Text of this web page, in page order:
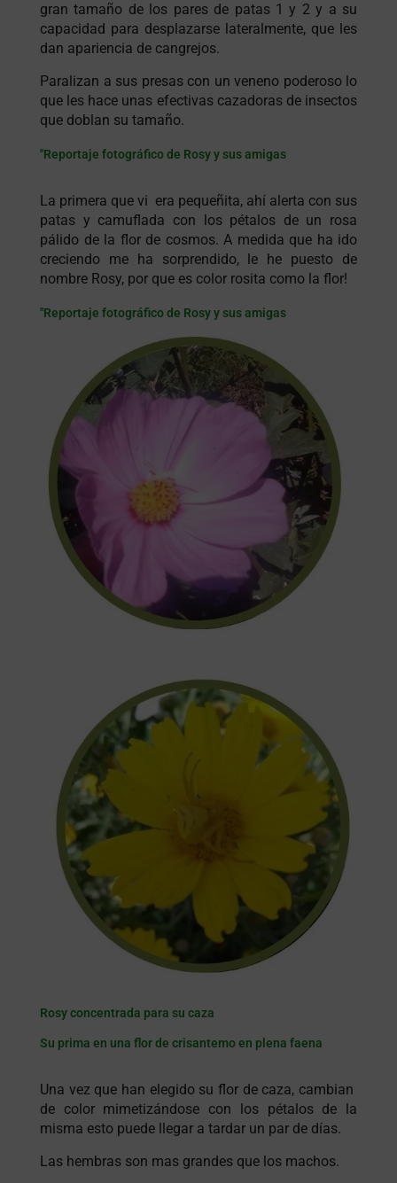
gran tamaño de los pares de patas 1 y 2 y a su
capacidad para desplazarse lateralmente, que les
dan apariencia de cangrejos.
Paralizan a sus presas con un veneno poderoso lo
que les hace unas efectivas cazadoras de insectos
que doblan su tamaño.
"Reportaje fotográfico de Rosy y sus amigas
La primera que vi era pequeñita, ahí alerta con sus
patas y camuflada con los pétalos de un rosa
pálido de la flor de cosmos. A medida que ha ido
creciendo me ha sorprendido, le he puesto de
nombre Rosy, por que es color rosita como la flor!
"Reportaje fotográfico de Rosy y sus amigas
Rosy concentrada para su caza
Su prima en una flor de crisantemo en plena faena
Una vez que han elegido su flor de caza, cambian
de color mimetizándose con los pétalos de la
misma esto puede llegar a tardar un par de días.
Las hembras son mas grandes que los machos.